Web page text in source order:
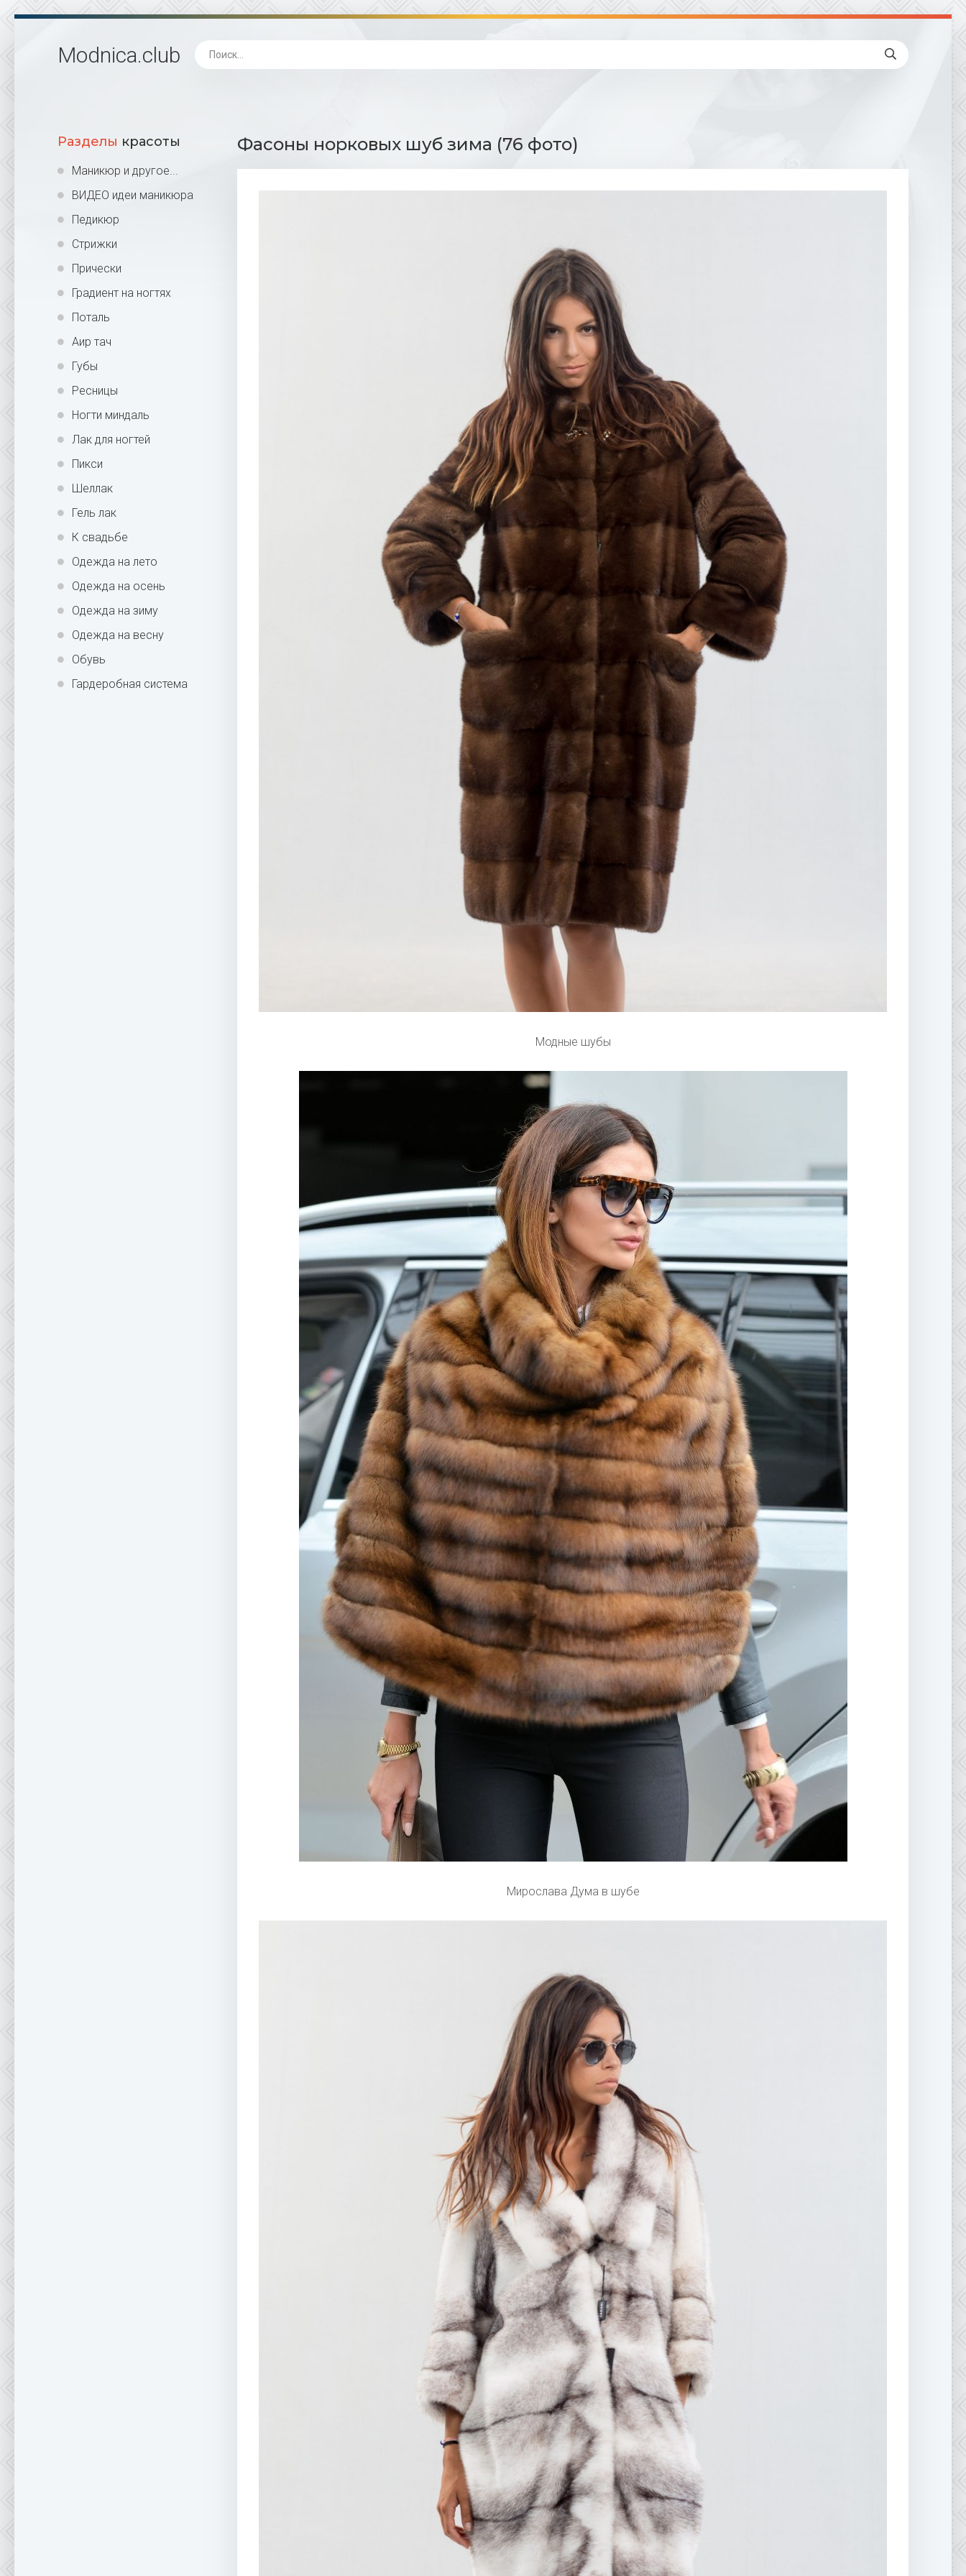
Modnica.club
Разделы красоты
Маникюр и другое...
ВИДЕО идеи маникюра
Педикюр
Стрижки
Прически
Градиент на ногтях
Поталь
Аир тач
Губы
Ресницы
Ногти миндаль
Лак для ногтей
Пикси
Шеллак
Гель лак
К свадьбе
Одежда на лето
Одежда на осень
Одежда на зиму
Одежда на весну
Обувь
Гардеробная система
Фасоны норковых шуб зима (76 фото)
Модные шубы
Мирослава Дума в шубе